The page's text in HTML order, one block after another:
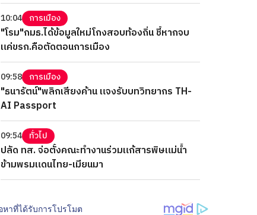
10:04 การเมือง
"โรม"กมธ.ได้ข้อมูลใหม่โกงสอบท้องถิ่น ชี้หากจบ
แค่ขรก.คือตัดตอนการเมือง
09:58 การเมือง
"ธนารัตน์"พลิกเสียงค้าน แจงรับบทวิทยากร TH-
AI Passport
09:54 ทั่วไป
ปลัด ทส. จ่อตั้งคณะทำงานร่วมแก้สารพิษแม่น้ำ
ข้ามพรมแดนไทย-เมียนมา